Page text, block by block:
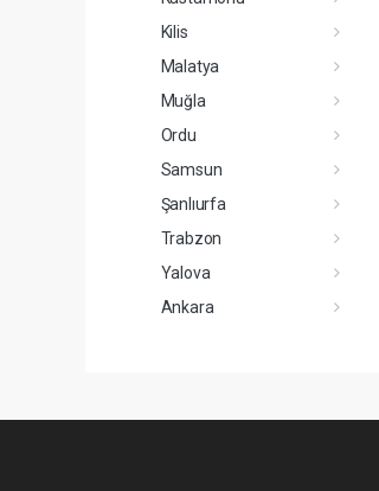
Kilis
Malatya
Muğla
Ordu
Samsun
Şanlıurfa
Trabzon
Yalova
Ankara